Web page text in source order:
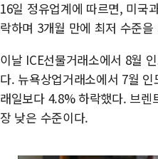
16일 정유업계에 따르면, 미국
락하며 3개월 만에 최저 수준을
이날 ICE선물거래소에서 8월
다. 뉴욕상업거래소에서 7월
래일보다 4.8% 하락했다. 브
장 낮은 수준이다.